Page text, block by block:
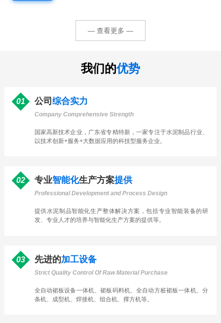
— 查看更多 —
我们的优势
01 公司 综合实力
Company Comprehensive Strength
国家高新技术企业，广东省专精特新，一家专注于水泥制品行业、
以技术创新+服务+大数据应用的科技型服务企业。
02 专业智能化生产方案提供
Professional Development and Process Design
提供水泥制品智能化生产整体解决方案，包括专业智能装备的研
发、专业人才的培养与智能化生产方案的提供等。
03 先进的加工设备
Strict Quality Control Of Raw Material Purchase
全自动裙板设备一体机、裙板码料机、全自动方桩裙板一体机、分
条机、成型机、焊接机、组合机、撑方机等。